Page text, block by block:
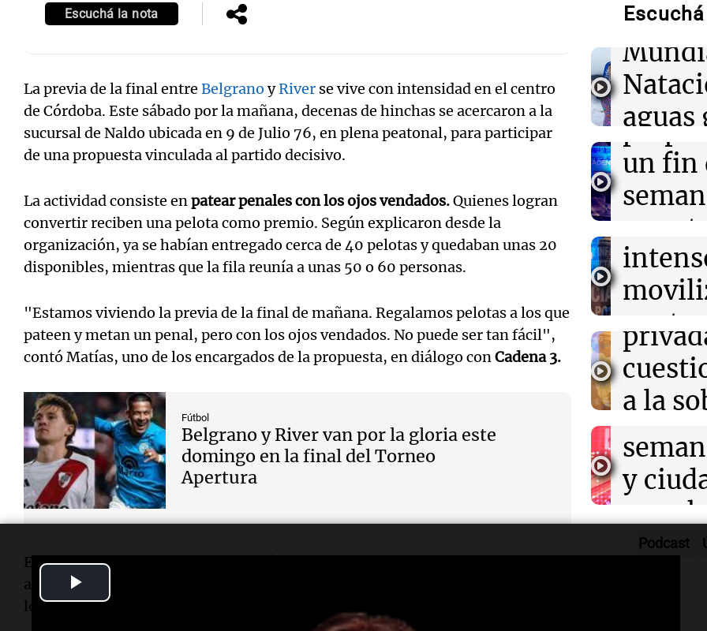
Escuchá la nota
La previa de la final entre Belgrano yRiver se vive con intensidad en el centro
de Córdoba. Este sábado por la mañana, decenas de hinchas se acercaron a la
sucursal de Naldo ubicada en 9 de Julio 76, en plena peatonal, para participar
de una propuesta vinculada al partido decisivo.
La actividad consiste enpatear penales con los ojos vendados.Quienes logran
convertir reciben una pelota como premio. Según explicaron desde la
organización, ya se habían entregado cerca de 40 pelotas y quedaban unas 20
disponibles, mientras que la fila reunía a unas 50 o 60 personas.
"Estamos viviendo la previa de la final de mañana. Regalamos pelotas a los que
pateen y metan un penal, pero con los ojos vendados. No puede ser tan fácil",
contó Matías, uno de los encargados de la propuesta, en diálogo conCadena 3.
Fútbol
Belgrano y River van por la gloria este
domingo en la final del Torneo
Apertura
El desafío atrajo a familias, niños, jóvenes y adultos que pasaban por la zona. El
arco, de tamaño reducido, fue ubicado a unos
lo que sumó dificultad a la consigna.
entre
01:59 Mundo
Laura Galván
establece
La
del trabajo en
estudio
Tiroteo en
Tailandia:
ataque
aguas
frente
Turno
Audio.
un fin
y
ley de
Panorama
Episodios
Audio.
Panorama
Episodios
Audio.
el
a la
digital
Panorama
Episodios
Audio.
un fin
y
Audio.
Audio.
Podcast